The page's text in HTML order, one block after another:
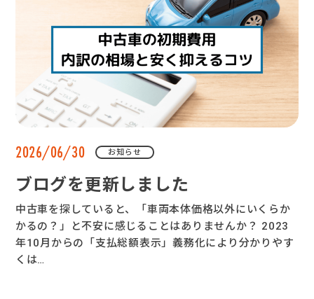
2026/06/30 お知らせ
ブログを更新しました
中古車を探していると、「車両本体価格以外にいくらか
かるの？」と不安に感じることはありませんか？ 2023
年10月からの「支払総額表示」義務化により分かりやす
くは…